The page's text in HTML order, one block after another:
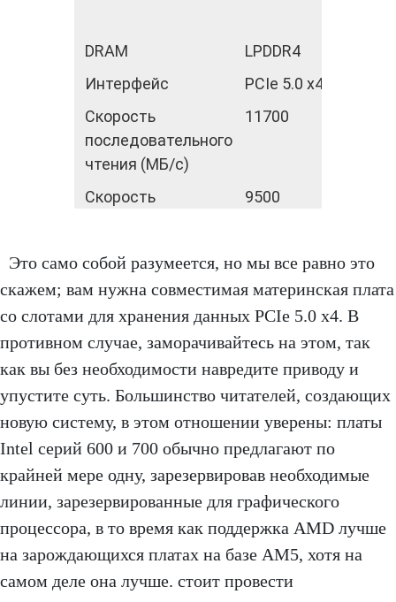
DRAM
LPDDR4
Интерфейс
PCIe 5.0 x4
Скорость
последовательного
чтения (МБ/с)
11700
Скорость
9500
Произвольное
чтение IOPS (K)
запись IOPS (K)
Фактор формы М.2
М.2
Выносливость
(TBW)
600 1200
Аппаратное
шифрование
Да Да
Рекомендуемая
розничная цена без
радиатора
180
долларов
США
340
Это само собой разумеется, но мы все равно это
скажем; вам нужна совместимая материнская плата
со слотами для хранения данных PCIe 5.0 x4. В
противном случае, заморачивайтесь на этом, так
как вы без необходимости навредите приводу и
упустите суть. Большинство читателей, создающих
новую систему, в этом отношении уверены: платы
Intel серий 600 и 700 обычно предлагают по
крайней мере одну, зарезервировав необходимые
линии, зарезервированные для графического
процессора, в то время как поддержка AMD лучше
на зарождающихся платах на базе AM5, хотя на
самом деле она лучше. стоит провести